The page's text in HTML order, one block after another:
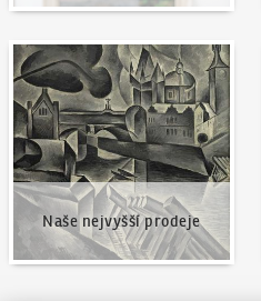
Naše nejvyšší prodeje
Naše nejvyšší prodeje